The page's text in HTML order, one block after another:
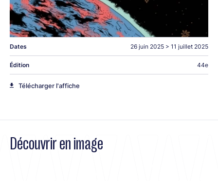
Dates 26 juin 2025 > 11 juillet 2025
Édition 44e
Télécharger l'affiche
Découvrir en image